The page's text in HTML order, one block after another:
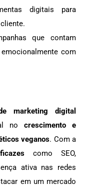
digitais para
que contam
com
marketing digital
no crescimento e
veganos. Com a
como SEO,
ativa nas redes
em um mercado